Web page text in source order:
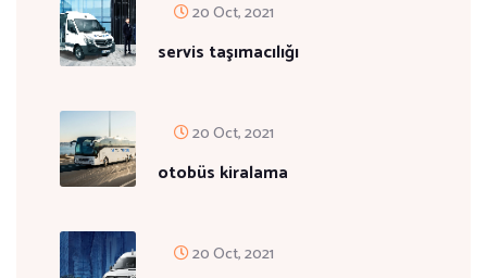
20 Oct, 2021
servis taşımacılığı
20 Oct, 2021
otobüs kiralama
20 Oct, 2021